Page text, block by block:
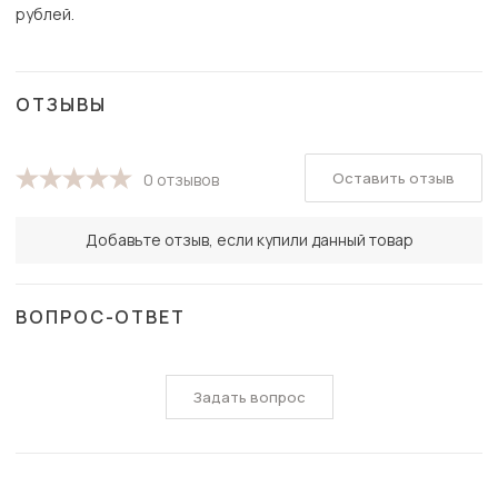
рублей.
ОТЗЫВЫ
0 отзывов
Добавьте отзыв, если купили данный товар
Оставить отзыв
ВОПРОС-ОТВЕТ
Задать вопрос